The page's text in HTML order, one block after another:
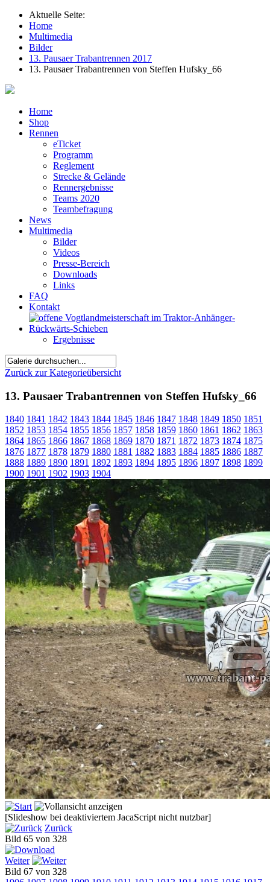
Aktuelle Seite:
Home
Multimedia
Bilder
13. Pausaer Trabantrennen 2017
13. Pausaer Trabantrennen von Steffen Hufsky_66
Home
Shop
Rennen
eTicket
Programm
Reglement
Strecke & Gelände
Rennergebnisse
Teams 2020
Teambefragung
News
Multimedia
Bilder
Videos
Presse-Bereich
Downloads
Links
FAQ
Kontakt
Ergebnisse
Zurück zur Kategorieübersicht
13. Pausaer Trabantrennen von Steffen Hufsky_66
1840 1841 1842 1843 1844 1845 1846 1847 1848 1849 1850 1851
1852 1853 1854 1855 1856 1857 1858 1859 1860 1861 1862 1863
1864 1865 1866 1867 1868 1869 1870 1871 1872 1873 1874 1875
1876 1877 1878 1879 1880 1881 1882 1883 1884 1885 1886 1887
1888 1889 1890 1891 1892 1893 1894 1895 1896 1897 1898 1899
1900 1901 1902 1903 1904
[Slideshow bei deaktiviertem JacaScript nicht nutzbar]
Zurück
Bild 65 von 328
Weiter
Bild 67 von 328